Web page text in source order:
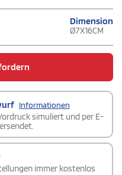
Dimension
Ø7X16CM
Informationen
simuliert und per E-
immer kostenlos